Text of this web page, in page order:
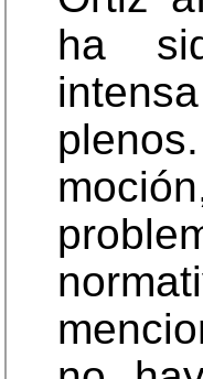
ha